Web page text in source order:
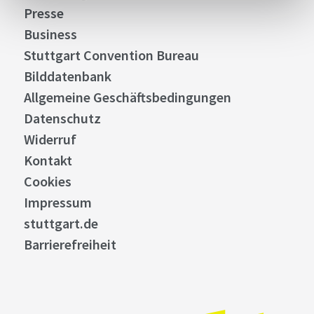
Presse
Business
Stuttgart Convention Bureau
Bilddatenbank
Allgemeine Geschäftsbedingungen
Datenschutz
Widerruf
Kontakt
Cookies
Impressum
stuttgart.de
Barrierefreiheit